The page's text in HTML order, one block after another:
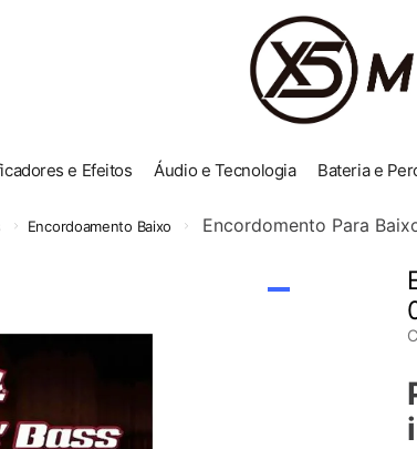
e Efeitos Áudio e Tecnologia Bateria e
Encordoamento Baixo Encordomento Para